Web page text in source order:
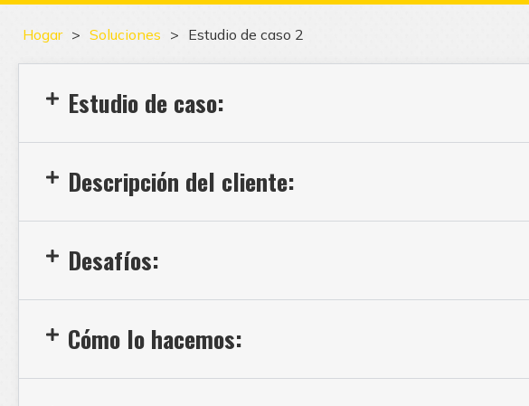
Hogar > Soluciones > Estudio de caso 2
Estudio de caso:
Descripción del cliente:
Desafíos:
Cómo lo hacemos: